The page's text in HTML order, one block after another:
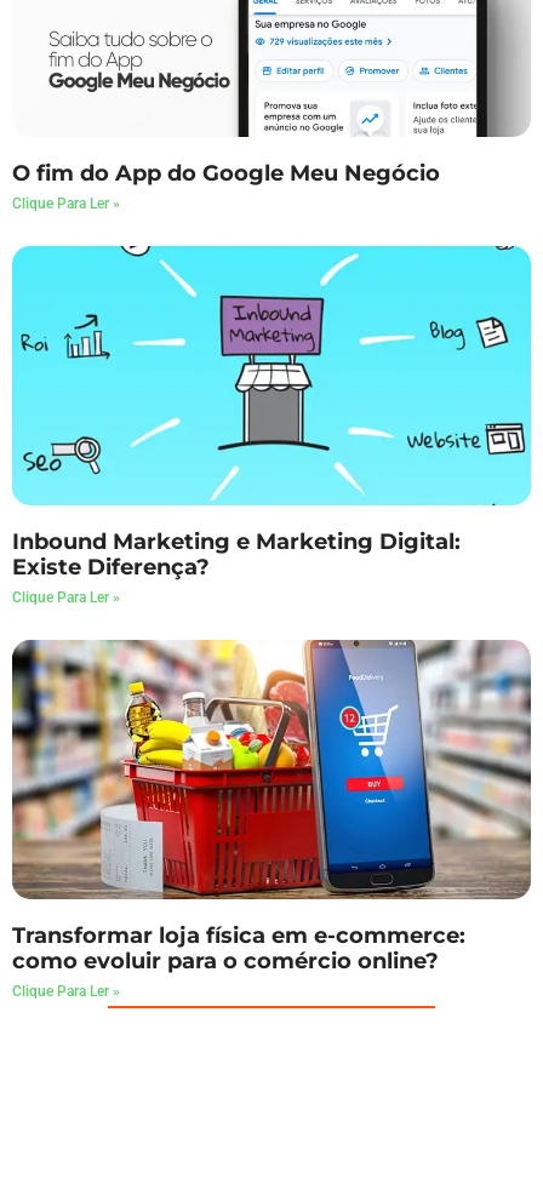
O fim do App do Google Meu Negócio
Clique Para Ler »
Inbound Marketing e Marketing Digital:
Existe Diferença?
Clique Para Ler »
Transformar loja física em e-commerce:
como evoluir para o comércio online?
Clique Para Ler »